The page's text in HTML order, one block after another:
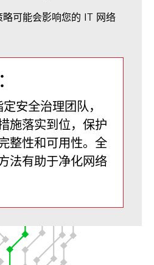
略可能会影响您的 IT 网络
安全治理团队，
施落实到位，保护
整性和可用性。全
法有助于净化网络